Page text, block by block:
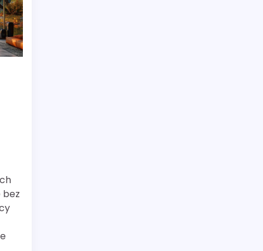
bez